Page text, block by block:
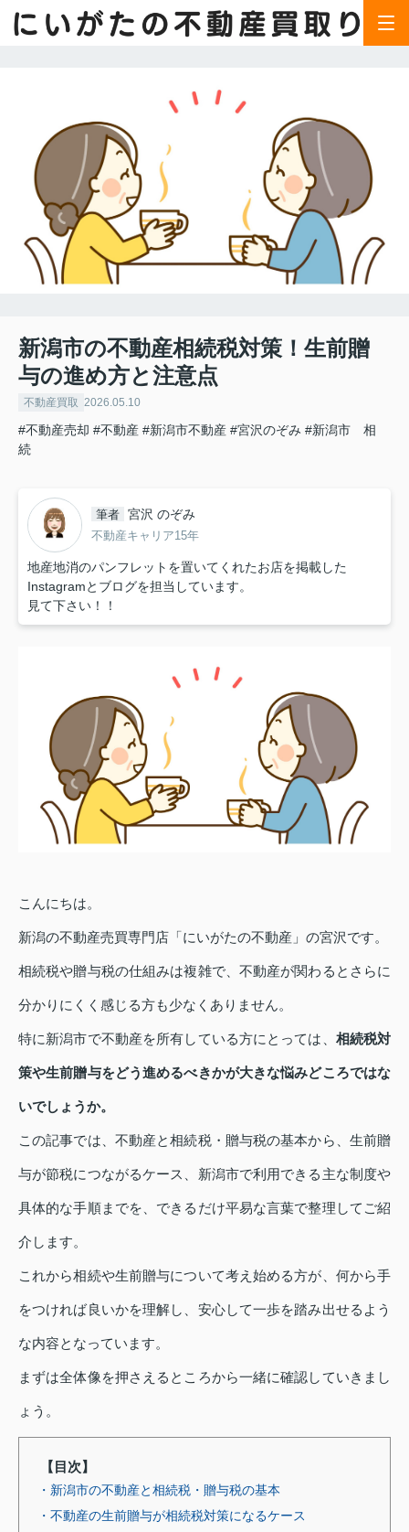
新潟市の不動産相続税対策！生前贈
与の進め方と注意点
不動産買取 2026.05.10
#不動産売却 #不動産 #新潟市不動産 #宮沢のぞみ #新潟市 相
続
筆者 宮沢 のぞみ
不動産キャリア15年
地産地消のパンフレットを置いてくれたお店を掲載した
Instagramとブログを担当しています。
見て下さい！！
こんにちは。
新潟の不動産売買専門店「にいがたの不動産」の宮沢です。
相続税や贈与税の仕組みは複雑で、不動産が関わるとさらに
分かりにくく感じる方も少なくありません。
特に新潟市で不動産を所有している方にとっては、 相続税対
策や生前贈与をどう進めるべきかが大きな悩みどころではな
いでしょうか。
この記事では、不動産と相続税・贈与税の基本から、生前贈
与が節税につながるケース、新潟市で利用できる主な制度や
具体的な手順までを、できるだけ平易な言葉で整理してご紹
介します。
これから相続や生前贈与について考え始める方が、何から手
をつければ良いかを理解し、安心して一歩を踏み出せるよう
な内容となっています。
まずは全体像を押さえるところから一緒に確認していきまし
ょう。
【目次】
・新潟市の不動産と相続税・贈与税の基本
・不動産の生前贈与が相続税対策になるケース